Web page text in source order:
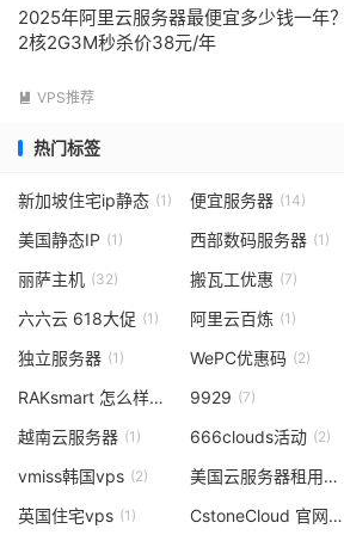
2025年阿里云服务器最便宜多少钱一年？
2核2G3M秒杀价38元/年
 VPS推荐
热门标签
新加坡住宅ip静态 (1) 便宜服务器 (14)
美国静态IP (1) 西部数码服务器 (1)
丽萨主机 (32) 搬瓦工优惠 (7)
六六云 618大促 (1) 阿里云百炼 (1)
独立服务器 (1) WePC优惠码 (2)
RAKsmart 怎么样(3) 9929 (7)
越南云服务器 (1) 666clouds活动 (2)
vmiss韩国vps (2) 美国云服务器租用
(1)
英国住宅vps (1) CstoneCloud 官网
(1)